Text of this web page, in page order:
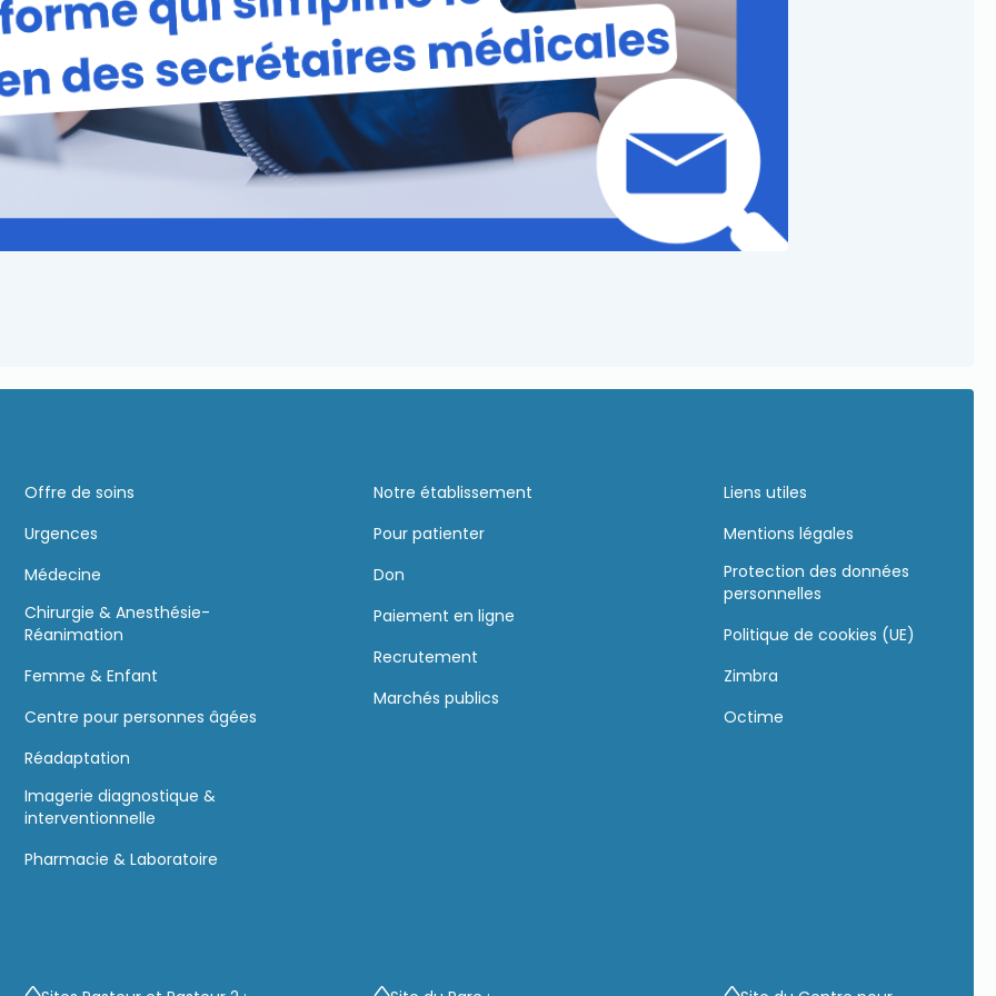
Offre de soins
Urgences
Médecine
Chirurgie & Anesthésie-
Réanimation
Femme & Enfant
Centre pour personnes âgées
Réadaptation
Imagerie diagnostique &
interventionnelle
Pharmacie & Laboratoire
Notre établissement
Pour patienter
Don
Paiement en ligne
Recrutement
Marchés publics
Liens utiles
Mentions légales
Protection des données
personnelles
Politique de cookies (UE)
Zimbra
Octime